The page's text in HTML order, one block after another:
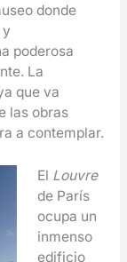
donde
poderosa
La
que va
las obras
a contemplar.
El Louvre
de París
ocupa un
inmenso
edificio